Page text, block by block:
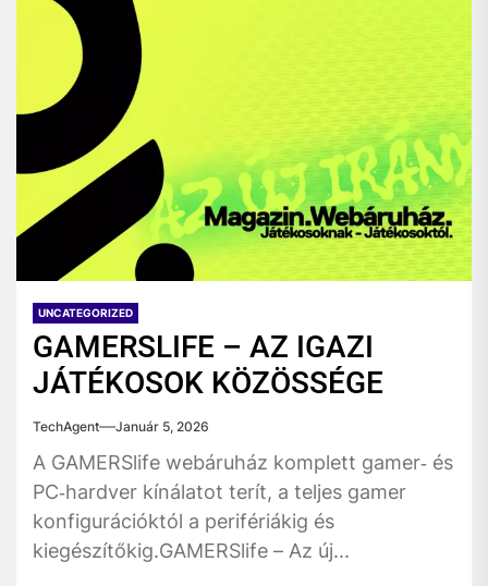
UNCATEGORIZED
GAMERSLIFE – AZ IGAZI
JÁTÉKOSOK KÖZÖSSÉGE
TechAgent Január 5, 2026
A GAMERSlife webáruház komplett gamer‑ és
PC‑hardver kínálatot terít, a teljes gamer
konfigurációktól a perifériákig és
kiegészítőkig.GAMERSlife – Az új...